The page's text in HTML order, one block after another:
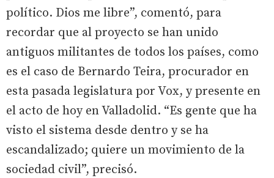
político. Dios me libre”, comentó, para
recordar que al proyecto se han unido
antiguos militantes de todos los países, como
es el caso de Bernardo Teira, procurador en
esta pasada legislatura por Vox, y presente en
el acto de hoy en Valladolid. “Es gente que ha
visto el sistema desde dentro y se ha
escandalizado; quiere un movimiento de la
sociedad civil”, precisó.